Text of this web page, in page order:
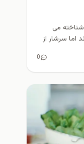
می
اما سرشار از
0